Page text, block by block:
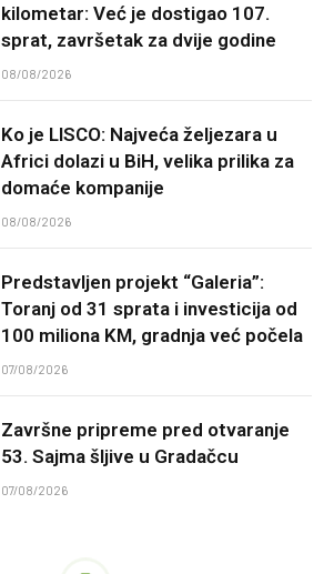
kilometar: Već je dostigao 107.
sprat, završetak za dvije godine
08/08/2026
Ko je LISCO: Najveća željezara u
Africi dolazi u BiH, velika prilika za
domaće kompanije
08/08/2026
Predstavljen projekt “Galeria”:
Toranj od 31 sprata i investicija od
100 miliona KM, gradnja već počela
07/08/2026
Završne pripreme pred otvaranje
53. Sajma šljive u Gradačcu
07/08/2026